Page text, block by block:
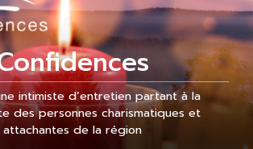
intimiste d’entretien partant à la
des personnes charismatiques et
attachantes de la région